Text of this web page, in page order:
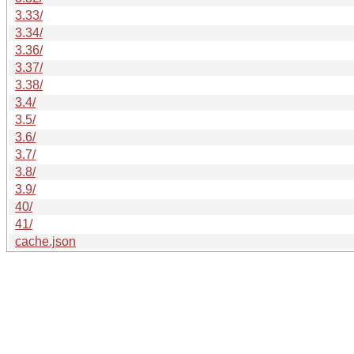
3.33/
3.34/
3.36/
3.37/
3.38/
3.4/
3.5/
3.6/
3.7/
3.8/
3.9/
40/
41/
cache.json